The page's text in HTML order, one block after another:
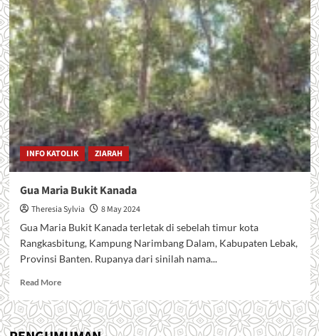
Doa
Our
Lady
of
Akita
INFO KATOLIK ZIARAH
Gua Maria Bukit Kanada
Theresia Sylvia
8 May 2024
Gua Maria Bukit Kanada terletak di sebelah timur kota
Rangkasbitung, Kampung Narimbang Dalam, Kabupaten Lebak,
Provinsi Banten. Rupanya dari sinilah nama...
Read MoreRead
about
Gua